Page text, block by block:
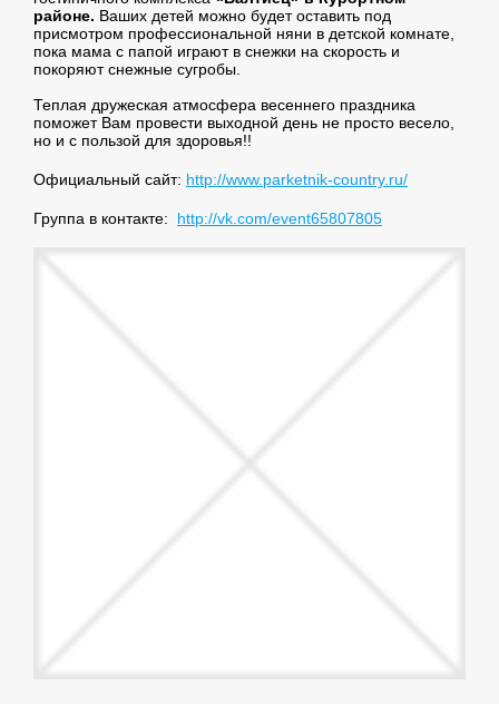
районе. Ваших детей можно будет оставить под
присмотром профессиональной няни в детской комнате,
пока мама с папой играют в снежки на скорость и
покоряют снежные сугробы.
Теплая дружеская атмосфера весеннего праздника
поможет Вам провести выходной день не просто весело,
но и с пользой для здоровья!!
Официальный сайт: http://www.parketnik-country.ru/
Группа в контакте: http://vk.com/event65807805